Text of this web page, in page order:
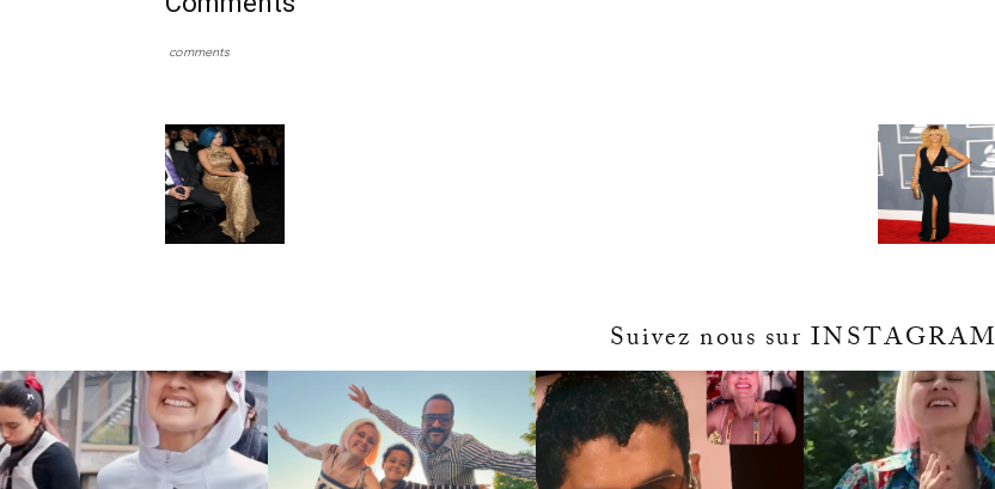
comments
Suivez nous sur INSTAGRAM